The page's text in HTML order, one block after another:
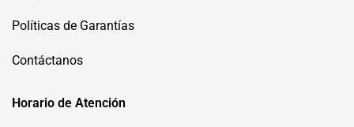
Políticas de Garantías
Contáctanos
Horario de Atención